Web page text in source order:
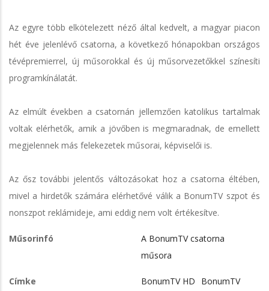
Az egyre több elkötelezett néző által kedvelt, a magyar piacon
hét éve jelenlévő csatorna, a következő hónapokban országos
tévépremierrel, új műsorokkal és új műsorvezetőkkel színesíti
programkínálatát.
Az elmúlt években a csatornán jellemzően katolikus tartalmak
voltak elérhetők, amik a jövőben is megmaradnak, de emellett
megjelennek más felekezetek műsorai, képviselői is.
Az ősz további jelentős változásokat hoz a csatorna éltében,
mivel a hirdetők számára elérhetővé válik a BonumTV szpot és
nonszpot reklámideje, ami eddig nem volt értékesítve.
Műsorinfó
A BonumTV csatorna
műsora
Címke BonumTV HD BonumTV